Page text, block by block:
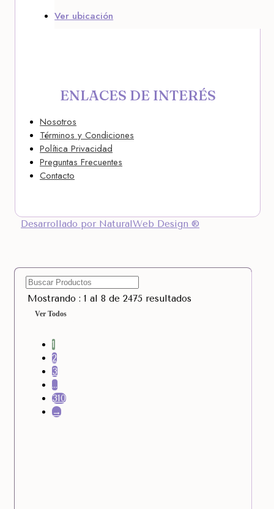
Ver ubicación
ENLACES DE INTERÉS
Nosotros
Términos y Condiciones
Política Privacidad
Preguntas Frecuentes
Contacto
Desarrollado por NaturalWeb Design ®
Mostrando : 1 al 8 de 2475 resultados
Ver Todos
1
2
3
…
310
→